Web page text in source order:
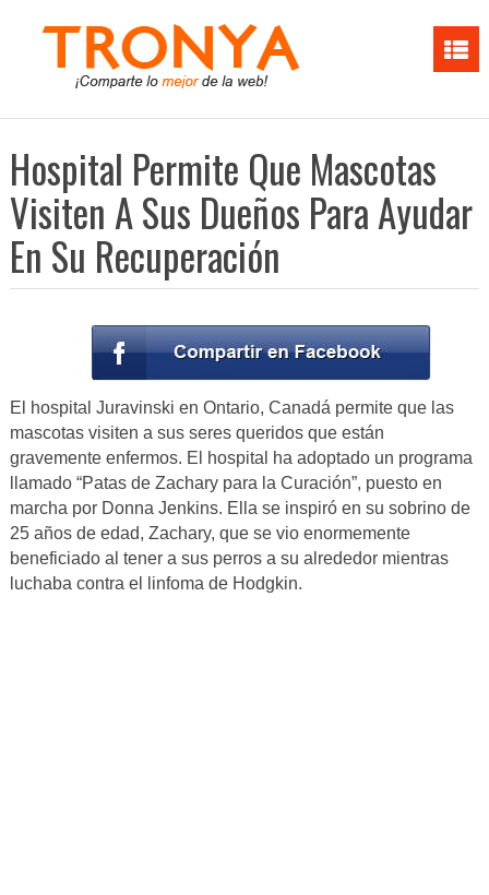
Hospital Permite Que Mascotas
Visiten A Sus Dueños Para Ayudar
En Su Recuperación
El hospital Juravinski en Ontario, Canadá permite que las
mascotas visiten a sus seres queridos que están
gravemente enfermos. El hospital ha adoptado un programa
llamado “Patas de Zachary para la Curación”, puesto en
marcha por Donna Jenkins. Ella se inspiró en su sobrino de
25 años de edad, Zachary, que se vio enormemente
beneficiado al tener a sus perros a su alrededor mientras
luchaba contra el linfoma de Hodgkin.